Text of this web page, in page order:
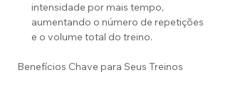
intensidade por mais tempo,
aumentando o número de repetições
e o volume total do treino.
Benefícios Chave para Seus Treinos